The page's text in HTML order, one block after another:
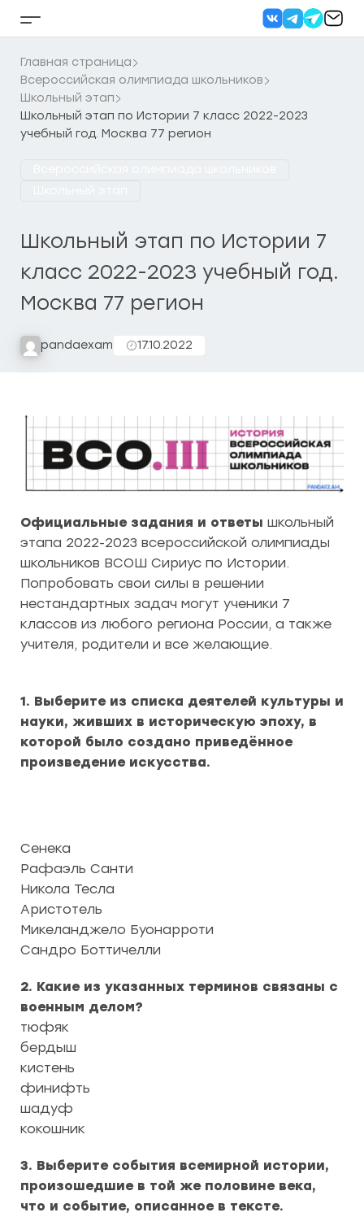
Кнопка
бокового
меню
Главная страница
Всероссийская олимпиада школьников
Школьный этап
Школьный этап по Истории 7 класс 2022-2023
учебный год. Москва 77 регион
Школьный этап по Истории 7
класс 2022-2023 учебный год.
Москва 77 регион
pandaexam 17.10.2022
Официальные задания и ответы школьный
этапа 2022-2023 всероссийской олимпиады
школьников ВСОШ Сириус по Истории.
Попробовать свои силы в решении
нестандартных задач могут ученики 7
классов из любого региона России, а также
учителя, родители и все желающие.
1. Выберите из списка деятелей культуры и
науки, живших в историческую эпоху, в
которой было создано приведённое
произведение искусства.
Сенека
Рафаэль Санти
Никола Тесла
Аристотель
Микеланджело Буонарроти
Сандро Боттичелли
2. Какие из указанных терминов связаны с
военным делом?
тюфяк
бердыш
кистень
финифть
шадуф
кокошник
3. Выберите события всемирной истории,
произошедшие в той же половине века,
что и событие, описанное в тексте.